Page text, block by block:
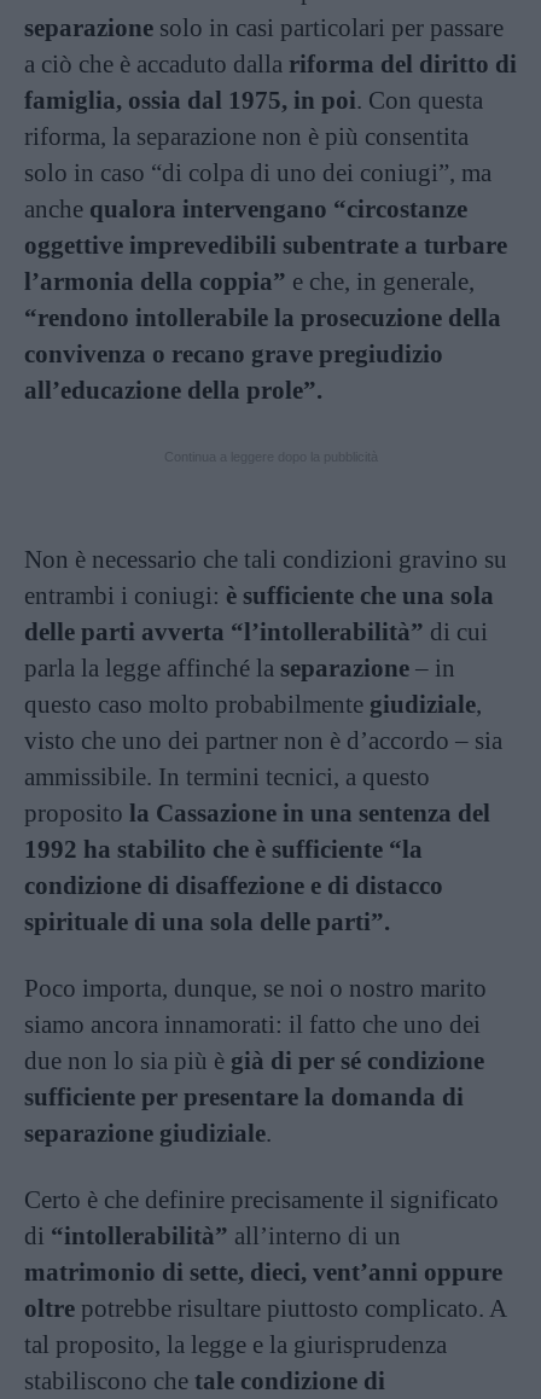
separazione solo in casi particolari per passare
a ciò che è accaduto dalla riforma del diritto di
famiglia, ossia dal 1975, in poi. Con questa
riforma, la separazione non è più consentita
solo in caso “di colpa di uno dei coniugi”, ma
anche qualora intervengano “circostanze
oggettive imprevedibili subentrate a turbare
l’armonia della coppia” e che, in generale,
“rendono intollerabile la prosecuzione della
convivenza o recano grave pregiudizio
all’educazione della prole”.
Non è necessario che tali condizioni gravino su
entrambi i coniugi: è sufficiente che una sola
delle parti avverta “l’intollerabilità” di cui
parla la legge affinché la separazione – in
questo caso molto probabilmente giudiziale,
visto che uno dei partner non è d’accordo – sia
ammissibile. In termini tecnici, a questo
proposito la Cassazione in una sentenza del
1992 ha stabilito che è sufficiente “la
condizione di disaffezione e di distacco
spirituale di una sola delle parti”.
Poco importa, dunque, se noi o nostro marito
siamo ancora innamorati: il fatto che uno dei
due non lo sia più è già di per sé condizione
sufficiente per presentare la domanda di
separazione giudiziale.
Certo è che definire precisamente il significato
di “intollerabilità” all’interno di un
matrimonio di sette, dieci, vent’anni oppure
oltre potrebbe risultare piuttosto complicato. A
tal proposito, la legge e la giurisprudenza
stabiliscono che tale condizione di